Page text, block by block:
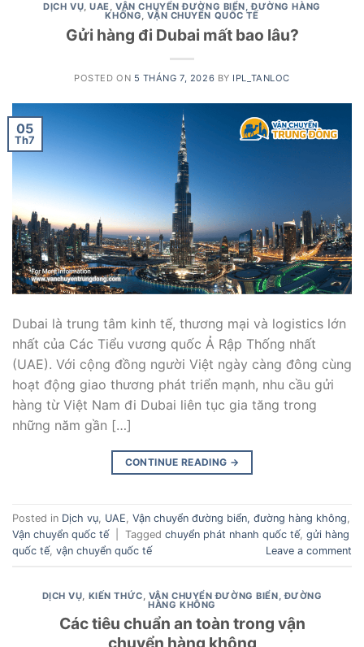
DỊCH VỤ,UAE,VẬN CHUYỂN ĐƯỜNG BIỂN, ĐƯỜNG HÀNG
KHÔNG,VẬN CHUYỂN QUỐC TẾ
Gửi hàng đi Dubai mất bao lâu?
POSTED ON 5 THÁNG 7, 2026 BY IPL_TANLOC
05
Th7
Dubai là trung tâm kinh tế, thương mại và logistics lớn
nhất của Các Tiểu vương quốc Ả Rập Thống nhất
(UAE). Với cộng đồng người Việt ngày càng đông cùng
hoạt động giao thương phát triển mạnh, nhu cầu gửi
hàng từ Việt Nam đi Dubai liên tục gia tăng trong
những năm gần […]
CONTINUE READING →
Posted in Dịch vụ UAE Vận chuyển đường biển, đường hàng không
Vận chuyển quốc tế
Tagged chuyển phát nhanh quốc tế gửi hàng
quốc tế vận chuyển quốc tế Leave a comment
DỊCH VỤ KIẾN THỨC VẬN CHUYỂN ĐƯỜNG BIỂN, ĐƯỜNG
HÀNG KHÔNG
Các tiêu chuẩn an toàn trong vận
chuyển hàng không